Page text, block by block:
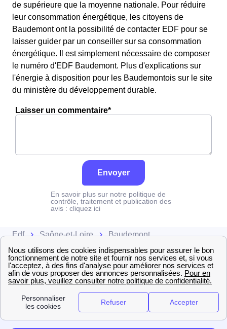
de supérieure que la moyenne nationale. Pour réduire
leur consommation énergétique, les citoyens de
Baudemont ont la possibilité de contacter EDF pour se
laisser guider par un conseiller sur sa consommation
énergétique. Il est simplement nécessaire de composer
le numéro d'EDF Baudemont. Plus d'explications sur
l'énergie à disposition pour les Baudemontois sur le site
du ministère du développement durable.
Laisser un commentaire*
Envoyer
En savoir plus sur notre politique de
contrôle, traitement et publication des
avis : cliquez ici
Edf Saône-et-Loire Baudemont